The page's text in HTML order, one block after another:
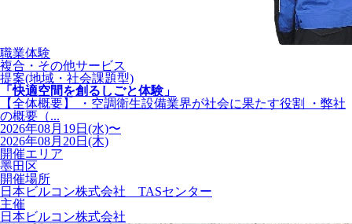
職業体験
複合・その他サービス
提案(地域・社会課題型)
「快適空間を創るしごと体験」
【全体概要】 ・空調衛生設備業界が社会に果たす役割 ・弊社
の概要（...
2026年08月19日(水)〜
2026年08月20日(木)
開催エリア
墨田区
開催場所
日本ビルコン株式会社 TASセンター
主催
日本ビルコン株式会社